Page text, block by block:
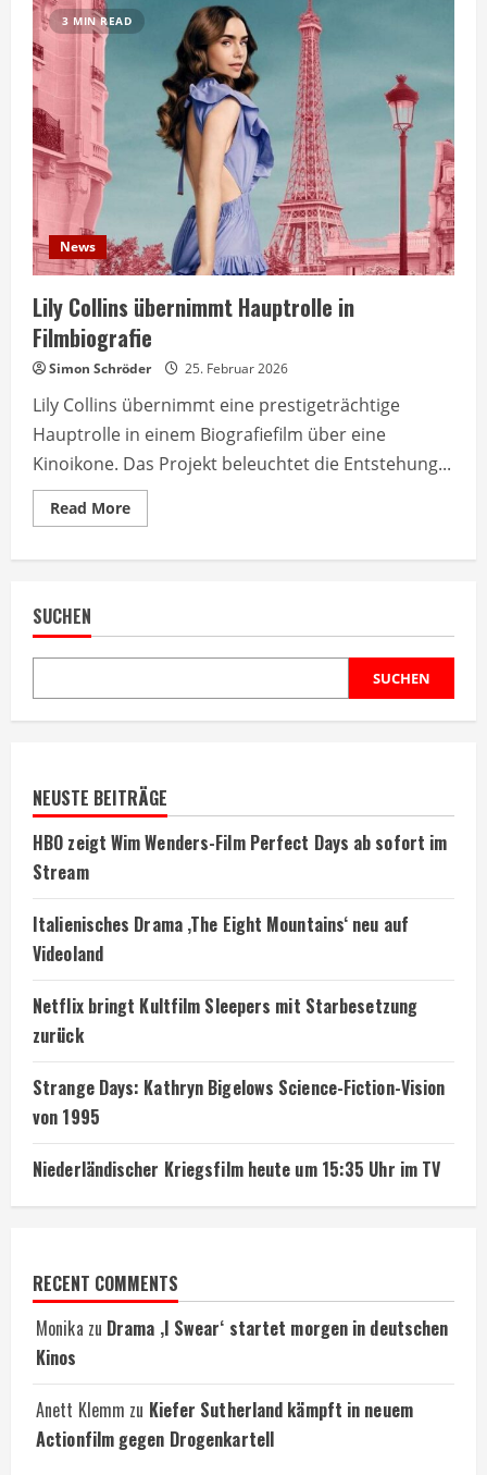
verkörpert
Audrey
Hepburn
neuem
Biopic
3 MIN READ
News
Lily Collins übernimmt Hauptrolle in
Filmbiografie
Simon Schröder 25. Februar 2026
Lily Collins übernimmt eine prestigeträchtige
Hauptrolle in einem Biografiefilm über eine
Kinoikone. Das Projekt beleuchtet die Entstehung...
Read MoreRead
more
SUCHEN
SUCHEN
NEUSTE BEITRÄGE
HBO zeigt Wim Wenders-Film Perfect Days ab sofort im
Stream
Italienisches Drama ‚The Eight Mountains‘ neu auf
Videoland
Netflix bringt Kultfilm Sleepers mit Starbesetzung
zurück
Strange Days: Kathryn Bigelows Science-Fiction-Vision
von 1995
Niederländischer Kriegsfilm heute um 15:35 Uhr im TV
RECENT COMMENTS
Monika zu Drama ‚I Swear‘ startet morgen in deutschen
Kinos
Anett Klemm zu Kiefer Sutherland kämpft in neuem
Actionfilm gegen Drogenkartell